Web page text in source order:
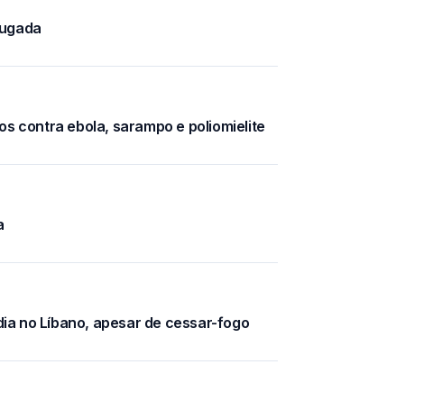
contra ebola, sarampo e poliomielite
no Líbano, apesar de cessar-fogo